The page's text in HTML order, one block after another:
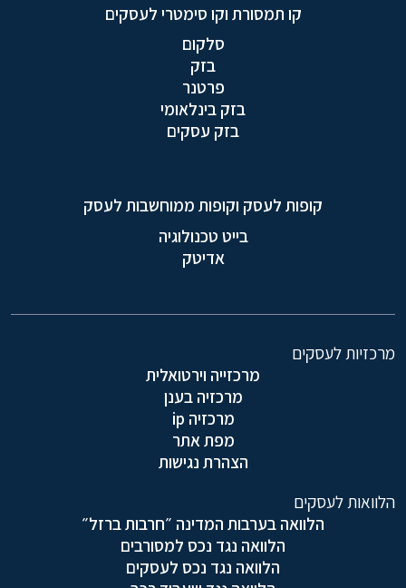
קו תמסורת וקו סימטרי לעסקים
סלקום
בזק
פרטנר
בזק בינלאומי
בזק עסקים
קופות לעסק וקופות ממוחשבות לעסק
בייט טכנולוגיה
אדיטק
מרכזיות לעסקים
מרכזייה וירטואלית
מרכזיה בענן
מרכזיה ip
מפת אתר
הצהרת נגישות
הלוואות לעסקים
הלוואה בערבות המדינה ״חרבות ברזל״
הלוואה נגד נכס למסורבים
הלוואה נגד נכס לעסקים